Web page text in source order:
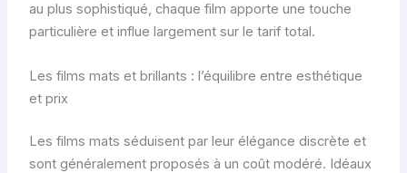
au plus sophistiqué, chaque film apporte une touche
particulière et influe largement sur le tarif total.
Les films mats et brillants : l’équilibre entre esthétique
et prix
Les films mats séduisent par leur élégance discrète et
sont généralement proposés à un coût modéré. Idéaux